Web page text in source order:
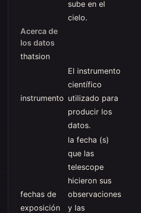
sube en el
cielo.
Acerca de
los datos
thatsion
instrumento
El instrumento
científico
utilizado para
producir los
datos.
fechas de
exposición
la fecha (s)
que las
telescope
hicieron sus
observaciones
y las